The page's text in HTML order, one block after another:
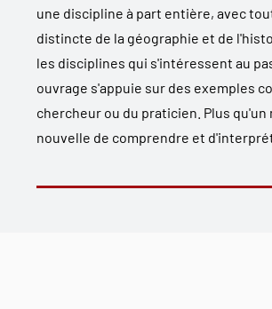
une discipline à part entière, avec
distincte de la géographie et de
les disciplines qui s'intéressent au
ouvrage s'appuie sur des exemples
chercheur ou du praticien. Plus
nouvelle de comprendre et